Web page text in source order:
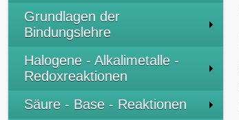
Grundlagen der
Bindungslehre
Halogene - Alkalimetalle -
Redoxreaktionen
Säure - Base - Reaktionen